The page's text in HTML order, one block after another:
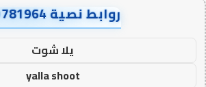
روابط نصية FD781964
يلا شوت
yalla shoot